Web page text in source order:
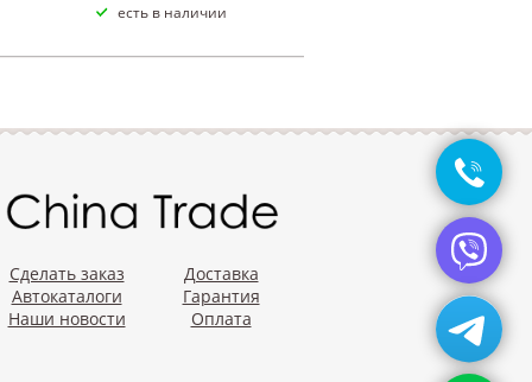
есть в наличии
Сделать заказ
Автокаталоги
Наши новости
Доставка
Гарантия
Оплата